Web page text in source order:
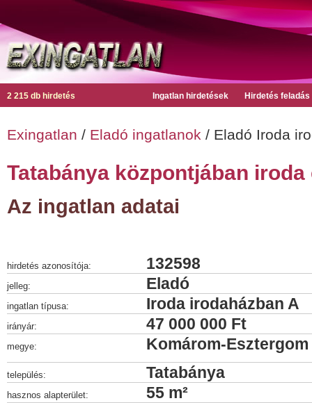
2 215 db hirdetés Ingatlan hirdetések Hirdetés feladás
Exingatlan / Eladó ingatlanok / Eladó Iroda
Tatabánya központjában iroda
Az ingatlan adatai
hirdetés azonosítója: 132598
jelleg: Eladó
ingatlan típusa: Iroda irodaházban A
irányár: 47 000 000 Ft
megye: Komárom-Esztergom
település: Tatabánya
hasznos alapterület: 55 m²